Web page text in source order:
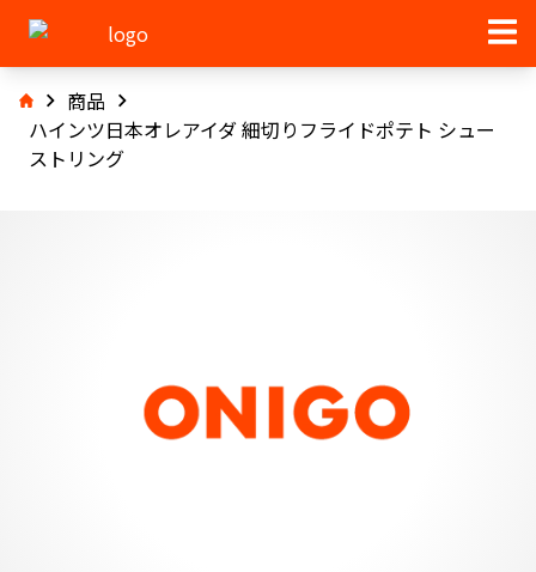
商品
ハインツ日本オレアイダ 細切りフライドポテト シュー
ストリング